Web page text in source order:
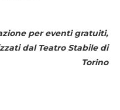
per eventi gratuiti,
dal Teatro Stabile di
Torino